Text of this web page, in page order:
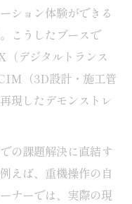
ション体験ができる
こうしたブースで
（デジタルトランス
（3D設計・施工管
現したデモンストレ
の課題解決に直結す
えば、重機操作の自
ナーでは、実際の現